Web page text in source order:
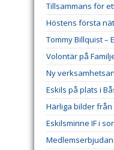
Tillsammans för
Höstens första
Tommy Billquist –
Volontär på
Ny
Eskils på plats i
Härliga bilder
Eskilsminne IF i